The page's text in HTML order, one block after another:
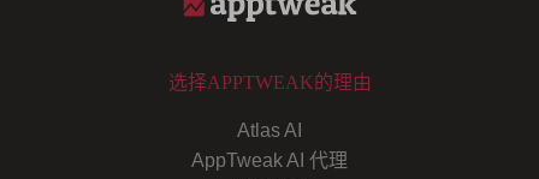
选择APPTWEAK的理由
Atlas AI
AppTweak AI 代理